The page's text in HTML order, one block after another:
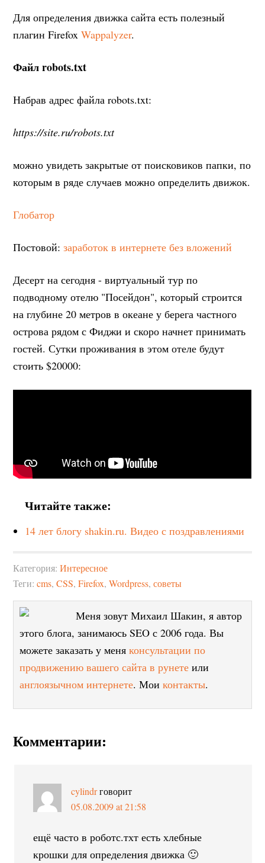
Для определения движка сайта есть полезный
плагин FirefoxWappalyzer.
Файл robots.txt
Набрав адрес файла robots.txt:
https://site.ru/robots.txt
можно увидеть закрытые от поисковиков папки, по
которым в ряде случаев можно определить движок.
Глобатор
Постовой:заработок в интернете без вложений
Десерт на сегодня - виртуальный тур по
подводному отелю "Посейдон", который строится
на глубине 20 метров в океане у берега частного
острова рядом с Фиджи и скоро начнет принимать
гостей. Сутки проживания в этом отеле будут
стоить $20000:
Читайте также:
14 лет блогу shakin.ru. Видео с поздравлениями
Категория:Интересное
Теги:cms,CSS,Firefox,Wordpress,советы
Меня зовут Михаил Шакин, я автор
этого блога, занимаюсь SEO с 2006 года. Вы
можете заказать у меняконсультации по
продвижению вашего сайта в рунете или
англоязычном интернете. Моиконтакты.
Комментарии:
cylindrговорит
05.08.2009 at 21:58
ещё часто в роботс.тхт есть хлебные
крошки для определения движка 🙂